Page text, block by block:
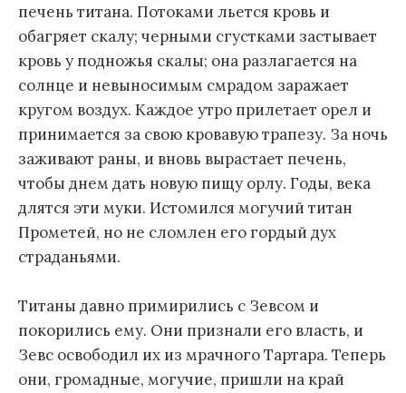
печень титана. Потоками льется кровь и
обагряет скалу; черными сгустками застывает
кровь у подножья скалы; она разлагается на
солнце и невыносимым смрадом заражает
кругом воздух. Каждое утро прилетает орел и
принимается за свою кровавую трапезу. За ночь
заживают раны, и вновь вырастает печень,
чтобы днем дать новую пищу орлу. Годы, века
длятся эти муки. Истомился могучий титан
Прометей, но не сломлен его гордый дух
страданьями.
Титаны давно примирились с Зевсом и
покорились ему. Они признали его власть, и
Зевс освободил их из мрачного Тартара. Теперь
они, громадные, могучие, пришли на край